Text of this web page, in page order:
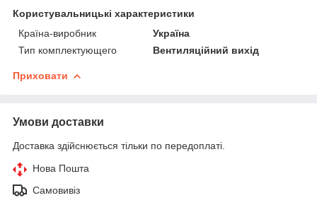
Користувальницькі характеристики
Країна-виробник
Україна
Тип комплектующего
Вентиляційний вихід
Приховати
Умови доставки
Доставка здійснюється тільки по передоплаті.
Нова Пошта
Самовивіз